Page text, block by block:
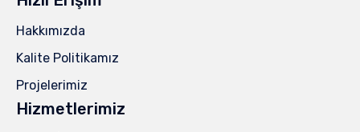
Hakkımızda
Kalite Politikamız
Projelerimiz
Hizmetlerimiz